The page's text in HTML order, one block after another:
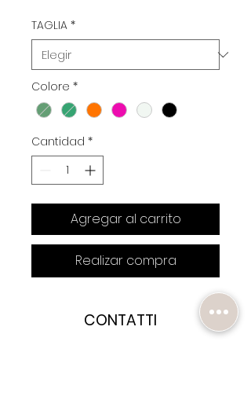
TAGLIA *
Colore *
Cantidad *
Agregar al carrito
Realizar compra
CONTATTI